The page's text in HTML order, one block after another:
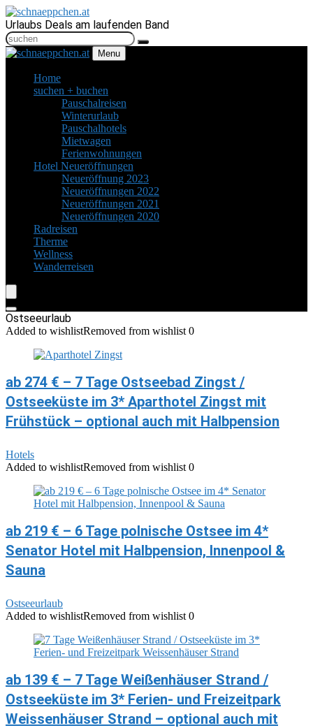
Urlaubs Deals am laufenden Band
Menu
Home
suchen + buchen
Pauschalreisen
Winterurlaub
Pauschalhotels
Mietwagen
Ferienwohnungen
Hotel Neueröffnungen
Neueröffnung 2023
Neueröffnungen 2022
Neueröffnungen 2021
Neueröffnungen 2020
Radreisen
Therme
Wellness
Wanderreisen
Ostseeurlaub
Added to wishlistRemoved from wishlist 0
ab 274 € – 7 Tage Ostseebad Zingst /
Ostseeküste im 3* Aparthotel Zingst mit
Frühstück – optional auch mit Halbpension
Hotels
Added to wishlistRemoved from wishlist 0
ab 219 € – 6 Tage polnische Ostsee im 4*
Senator Hotel mit Halbpension, Innenpool &
Sauna
Ostseeurlaub
Added to wishlistRemoved from wishlist 0
ab 139 € – 7 Tage Weißenhäuser Strand /
Ostseeküste im 3* Ferien- und Freizeitpark
Weissenhäuser Strand – optional auch mit